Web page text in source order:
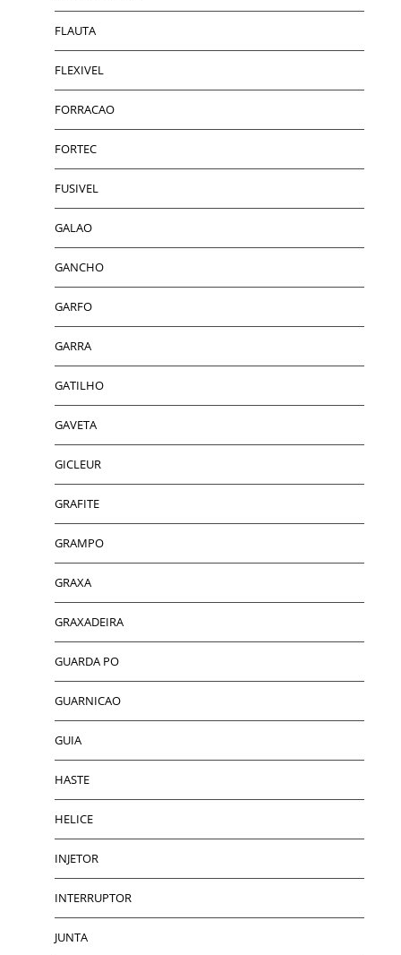
FLAUTA
FLEXIVEL
FORRACAO
FORTEC
FUSIVEL
GALAO
GANCHO
GARFO
GARRA
GATILHO
GAVETA
GICLEUR
GRAFITE
GRAMPO
GRAXA
GRAXADEIRA
GUARDA PO
GUARNICAO
GUIA
HASTE
HELICE
INJETOR
INTERRUPTOR
JUNTA